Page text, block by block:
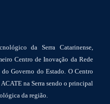
da Serra Catarinense,
Centro de Inovação da Rede
Governo do Estado. O Centro
na Serra sendo o principal
da região.